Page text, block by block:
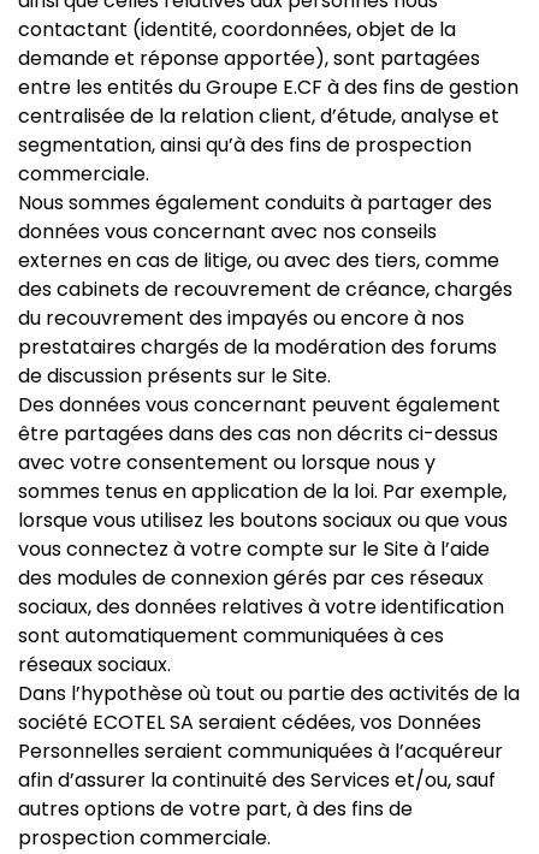
contactant (identité, coordonnées, objet de la
demande et réponse apportée), sont partagées
entre les entités du Groupe E.CF à des fins de gestion
centralisée de la relation client, d’étude, analyse et
segmentation, ainsi qu’à des fins de prospection
commerciale.
Nous sommes également conduits à partager des
données vous concernant avec nos conseils
externes en cas de litige, ou avec des tiers, comme
des cabinets de recouvrement de créance, chargés
du recouvrement des impayés ou encore à nos
prestataires chargés de la modération des forums
de discussion présents sur le Site.
Des données vous concernant peuvent également
être partagées dans des cas non décrits ci-dessus
avec votre consentement ou lorsque nous y
sommes tenus en application de la loi. Par exemple,
lorsque vous utilisez les boutons sociaux ou que vous
vous connectez à votre compte sur le Site à l’aide
des modules de connexion gérés par ces réseaux
sociaux, des données relatives à votre identification
sont automatiquement communiquées à ces
réseaux sociaux.
Dans l’hypothèse où tout ou partie des activités de la
société ECOTEL SA seraient cédées, vos Données
Personnelles seraient communiquées à l’acquéreur
afin d’assurer la continuité des Services et/ou, sauf
autres options de votre part, à des fins de
prospection commerciale.